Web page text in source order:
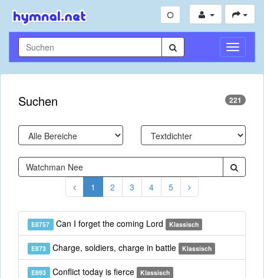
Suchen 221
1 2 3 4 5
E8757 Can I forget the coming Lord Klassisch
E873 Charge, soldiers, charge in battle Klassisch
E893 Conflict today is fierce Klassisch